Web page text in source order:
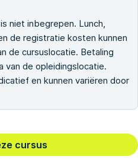
niet inbegrepen. Lunch,
de registratie kosten kunnen
de cursuslocatie. Betaling
van de opleidingslocatie.
en kunnen variëren door
cursus